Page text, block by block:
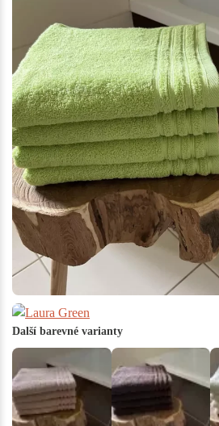
Další barevné varianty